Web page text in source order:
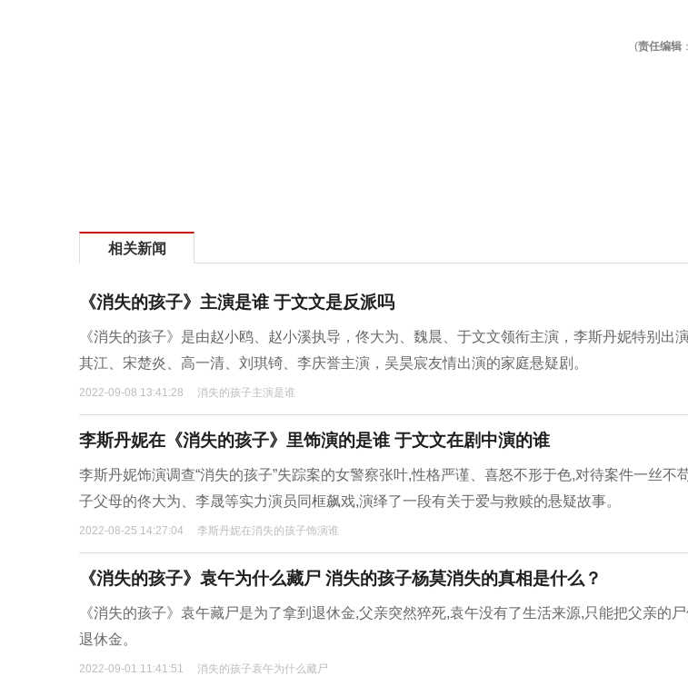
(责任编辑
相关新闻
《消失的孩子》主演是谁 于文文是反派吗
《消失的孩子》是由赵小鸥、赵小溪执导，佟大为、魏晨、于文文领衔主演，李斯丹妮特别出
其江、宋楚炎、高一清、刘琪锜、李庆誉主演，吴昊宸友情出演的家庭悬疑剧。
2022-09-08 13:41:28 消失的孩子主演是谁
李斯丹妮在《消失的孩子》里饰演的是谁 于文文在剧中演的谁
李斯丹妮饰演调查“消失的孩子”失踪案的女警察张叶,性格严谨、喜怒不形于色,对待案件一丝不
子父母的佟大为、李晟等实力演员同框飙戏,演绎了一段有关于爱与救赎的悬疑故事。
2022-08-25 14:27:04 李斯丹妮在消失的孩子饰演谁
《消失的孩子》袁午为什么藏尸 消失的孩子杨莫消失的真相是什么？
《消失的孩子》袁午藏尸是为了拿到退休金,父亲突然猝死,袁午没有了生活来源,只能把父亲的
退休金。
2022-09-01 11:41:51 消失的孩子袁午为什么藏尸